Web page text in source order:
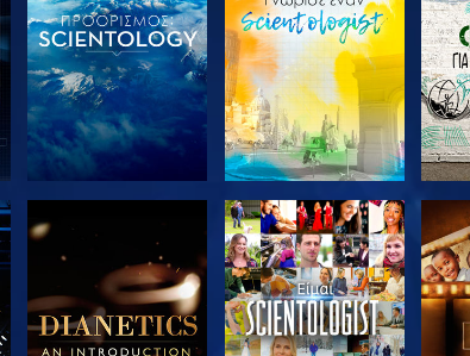
ΕΞΕΡΕΥΝΗΣΤΕ ΤΗ
ΣΕΙΡΑ
ΕΞΕΡΕΥΝΗΣΤΕ ΤΗ
ΣΕΙΡΑ